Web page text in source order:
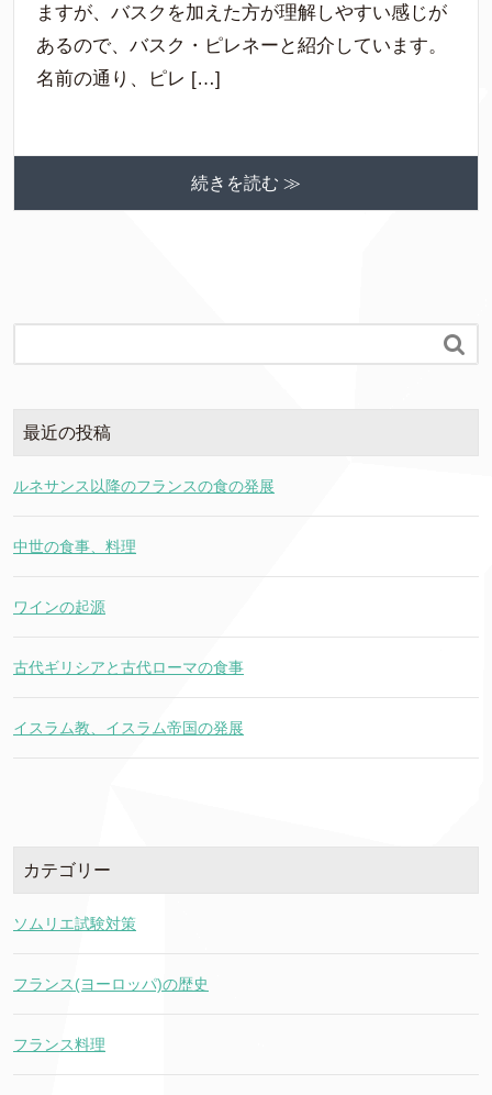
ますが、バスクを加えた方が理解しやすい感じが
あるので、バスク・ピレネーと紹介しています。
名前の通り、ピレ […]
続きを読む ≫

最近の投稿
ルネサンス以降のフランスの食の発展
中世の食事、料理
ワインの起源
古代ギリシアと古代ローマの食事
イスラム教、イスラム帝国の発展
カテゴリー
ソムリエ試験対策
フランス(ヨーロッパ)の歴史
フランス料理